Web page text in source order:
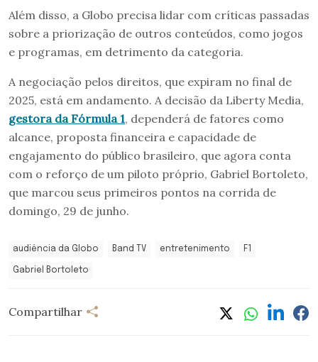
Além disso, a Globo precisa lidar com críticas passadas
sobre a priorização de outros conteúdos, como jogos
e programas, em detrimento da categoria.
A negociação pelos direitos, que expiram no final de
2025, está em andamento. A decisão da Liberty Media,
gestora da Fórmula 1, dependerá de fatores como
alcance, proposta financeira e capacidade de
engajamento do público brasileiro, que agora conta
com o reforço de um piloto próprio, Gabriel Bortoleto,
que marcou seus primeiros pontos na corrida de
domingo, 29 de junho.
audiência da Globo Band TV entretenimento F1
Gabriel Bortoleto
Compartilhar